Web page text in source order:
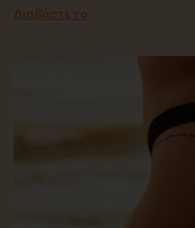
Διαβάστε το